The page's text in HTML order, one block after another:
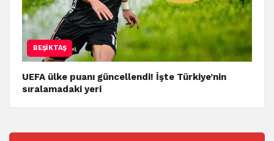
BEŞIKTAŞ
UEFA ülke puanı güncellendi! İşte Türkiye’nin
sıralamadaki yeri